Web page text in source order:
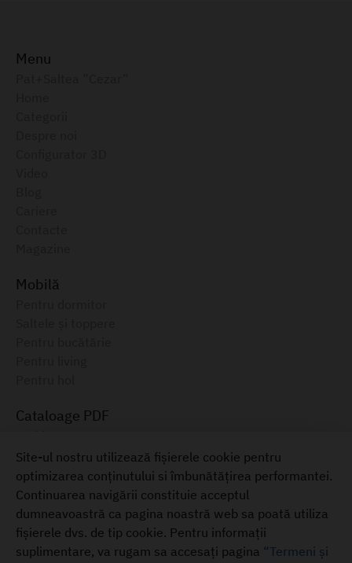
Menu
Mobilă
Cataloage PDF
Catalog electronic, August 2025
Mobilă pentru casa ta
+373 22 855-333
Termeni și condiții
Site-ul nostru utilizează fișierele cookie pentru
optimizarea conținutului si îmbunătățirea performantei.
Continuarea navigării constituie acceptul
dumneavoastră ca pagina noastră web sa poată utiliza
fișierele dvs. de tip cookie. Pentru informații
suplimentare, va rugam sa accesați pagina “Termeni și